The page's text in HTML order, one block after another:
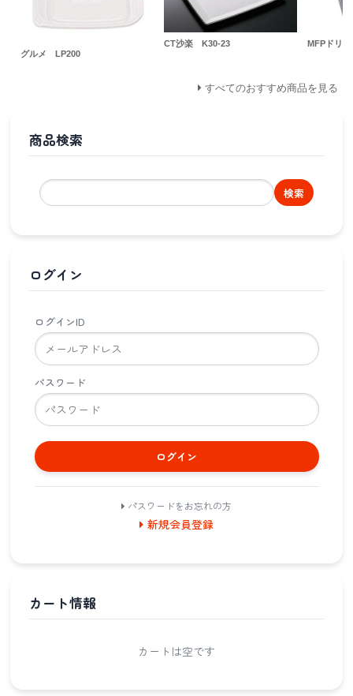
グルメ LP200
CT沙楽 K30-23 MFPドリ
すべてのおすすめ商品を見る
商品検索
検索
ログイン
ログインID
パスワード
ログイン
パスワードをお忘れの方
新規会員登録
カート情報
カートは空です